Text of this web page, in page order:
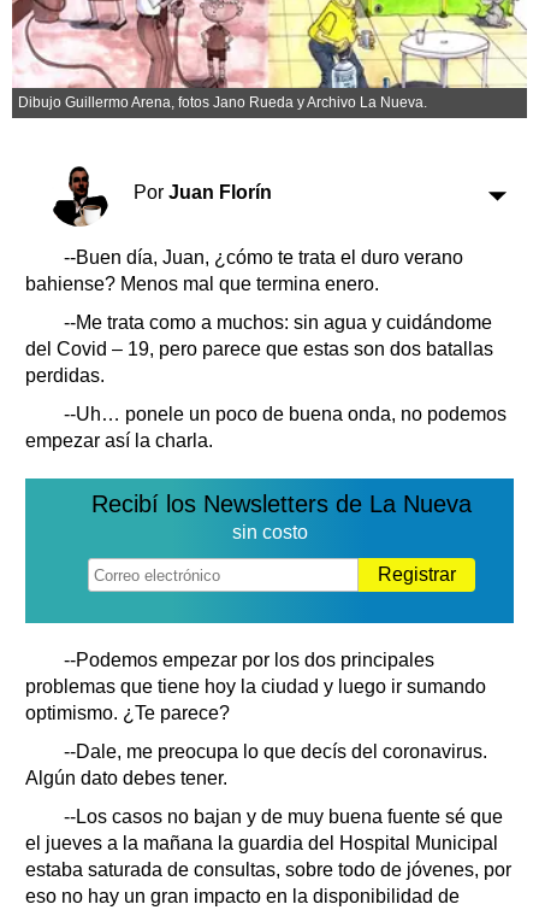
Salud
Es viral
El tiempo
Cartón Lleno
Clasificados
Horóscopo
Suplementos
Servicios
Transportes
Teléfonos de urgencia
Dibujo Guillermo Arena, fotos Jano Rueda y Archivo La Nueva.
Por Juan Florín
--Buen día, Juan, ¿cómo te trata el duro verano
bahiense? Menos mal que termina enero.
--Me trata como a muchos: sin agua y cuidándome
del Covid – 19, pero parece que estas son dos batallas
perdidas.
--Uh… ponele un poco de buena onda, no podemos
empezar así la charla.
Recibí los Newsletters de La Nueva
sin costo
Registrar
--Podemos empezar por los dos principales
problemas que tiene hoy la ciudad y luego ir sumando
optimismo. ¿Te parece?
--Dale, me preocupa lo que decís del coronavirus.
Algún dato debes tener.
--Los casos no bajan y de muy buena fuente sé que
el jueves a la mañana la guardia del Hospital Municipal
estaba saturada de consultas, sobre todo de jóvenes, por
eso no hay un gran impacto en la disponibilidad de